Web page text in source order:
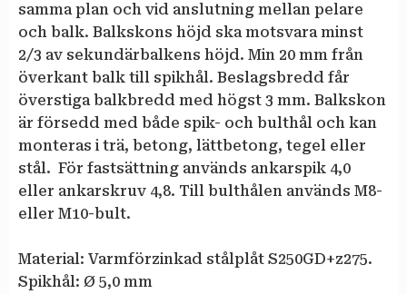
samma plan och vid anslutning mellan pelare
och balk. Balkskons höjd ska motsvara minst
2/3 av sekundärbalkens höjd. Min 20 mm från
överkant balk till spikhål. Beslagsbredd får
överstiga balkbredd med högst 3 mm. Balkskon
är försedd med både spik- och bulthål och kan
monteras i trä, betong, lättbetong, tegel eller
stål. För fastsättning används ankarspik 4,0
eller ankarskruv 4,8. Till bulthålen används M8-
eller M10-bult.
Material: Varmförzinkad stålplåt S250GD+z275.
Spikhål: Ø 5,0 mm